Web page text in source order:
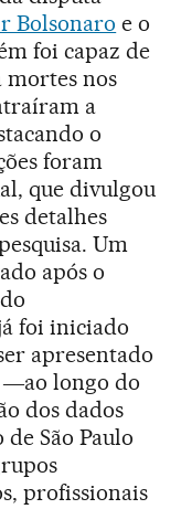
Bolsonaro e o
foi capaz de
nos
a
o
foram
que divulgou
detalhes
Um
após o
foi iniciado
apresentado
―ao longo do
dos dados
São Paulo
profissionais